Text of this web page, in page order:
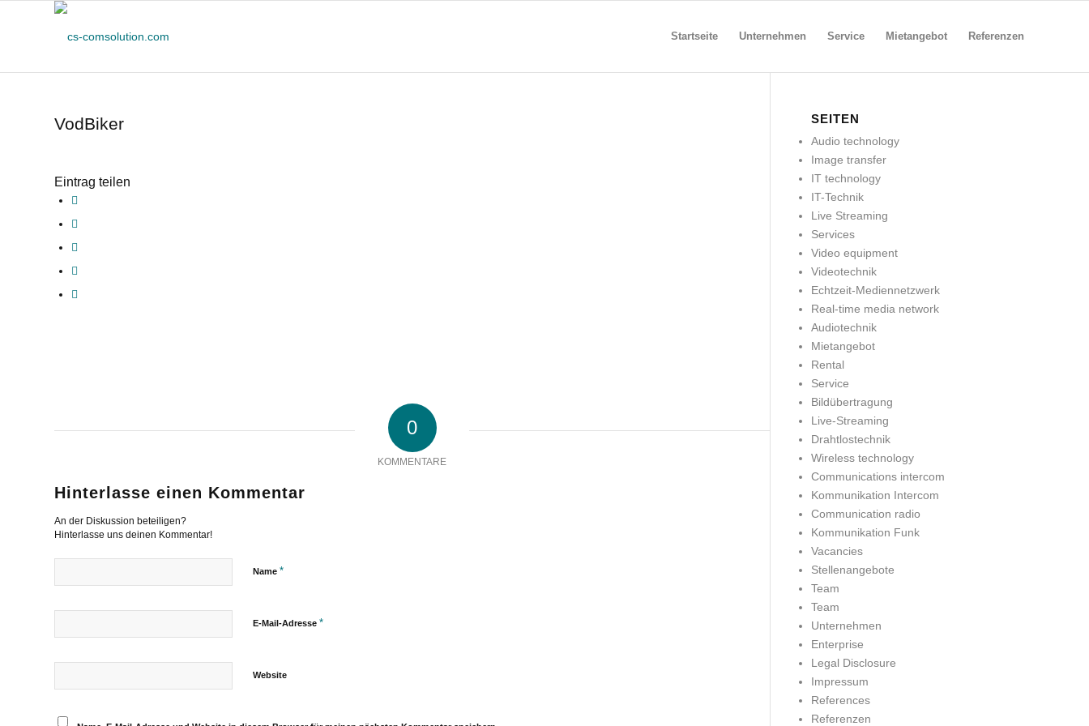
Startseite Unternehmen Service Mietangebot Referenzen
VodBiker
Eintrag teilen
0
KOMMENTARE
Hinterlasse einen Kommentar
An der Diskussion beteiligen?
Hinterlasse uns deinen Kommentar!
Name *
E-Mail-Adresse *
Website
SEITEN
Audio technology
Image transfer
IT technology
IT-Technik
Live Streaming
Services
Video equipment
Videotechnik
Echtzeit-Mediennetzwerk
Real-time media network
Audiotechnik
Mietangebot
Rental
Service
Bildübertragung
Live-Streaming
Drahtlostechnik
Wireless technology
Communications intercom
Kommunikation Intercom
Communication radio
Kommunikation Funk
Vacancies
Stellenangebote
Team
Team
Unternehmen
Enterprise
Legal Disclosure
Impressum
References
Referenzen